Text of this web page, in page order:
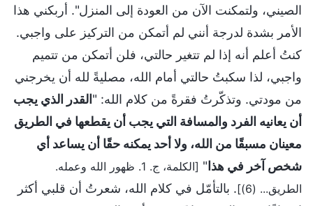
الصيني، ولتمكنت الآن من العودة إلى المنزل". أربكني هذا
الأمر بشدة لدرجة أنني لم أتمكن من التركيز على واجبي.
كنتُ أعلم أنه إذا لم تتغير حالتي، فلن أتمكن من تتميم
واجبي، لذا سكبتُ حالتي أمام الله، مصليةً لله أن يخرجني
من مودتي. وتذكّرتُ فقرةً من كلام الله: "القدر الذي يجب
أن يعانيه الفرد والمسافة التي يجب أن يقطعها في الطريق
معينان مسبقًا من الله، ولا أحد يمكنه حقًا أن يساعد أي
شخص آخر في هذا"
[الكلمة، ج. 1. ظهور الله وعمله.
الطريق... (6)]
. بالتأمّل في كلام الله، شعرتُ أن قلبي أكثر